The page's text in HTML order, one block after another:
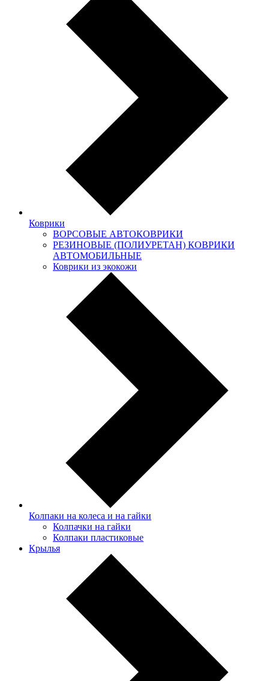
Коврики
ВОРСОВЫЕ АВТОКОВРИКИ
РЕЗИНОВЫЕ (ПОЛИУРЕТАН) КОВРИКИ
АВТОМОБИЛЬНЫЕ
Коврики из экокожи
Колпаки на колеса и на гайки
Колпачки на гайки
Колпаки пластиковые
Крылья